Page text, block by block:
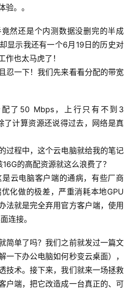
。。
然还是个内测数据没删完的半成
显示我还有一个6月19日的历史对
作也太马虎了！
忍一下！我们先来看看分配的带宽
了50 Mbps，上行只有不到3
了计算资源还说得过去，网络是真
过程中，这个云电脑就给我的笔记
的高配资源就这么浪费了？
云电脑客户端的通病，有些厂商
化做的极差，严重消耗本地GPU
法就是完全弃用官方客户端，使用
连接。
简单了吗？我们之前就发过一篇文
一下办公电脑如何秒变云桌面），
技术。接下来，我们就来一场拯救
户端，把它改造成一台真正的、可